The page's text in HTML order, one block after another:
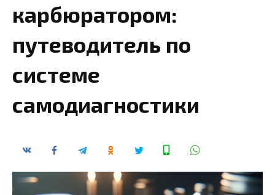
карбюратором:
путеводитель по
системе
самодиагностики